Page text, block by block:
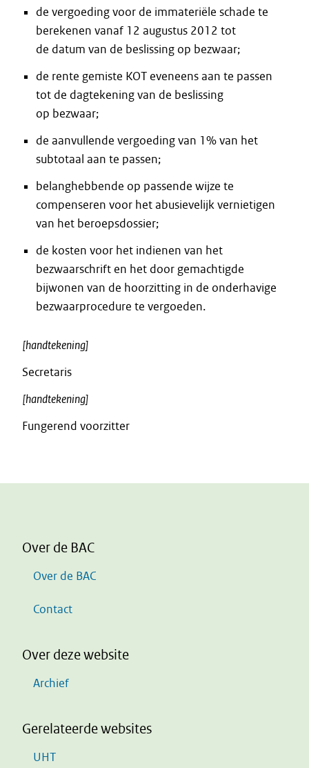
de vergoeding voor de immateriële schade te
berekenen vanaf 12 augustus 2012 tot
de datum van de beslissing op bezwaar;
de rente gemiste KOT eveneens aan te passen
tot de dagtekening van de beslissing
op bezwaar;
de aanvullende vergoeding van 1% van het
subtotaal aan te passen;
belanghebbende op passende wijze te
compenseren voor het abusievelijk vernietigen
van het beroepsdossier;
de kosten voor het indienen van het
bezwaarschrift en het door gemachtigde
bijwonen van de hoorzitting in de onderhavige
bezwaarprocedure te vergoeden.
[handtekening]
Secretaris
[handtekening]
Fungerend voorzitter
Over de BAC
Over de BAC
Contact
Over deze website
Archief
Gerelateerde websites
UHT